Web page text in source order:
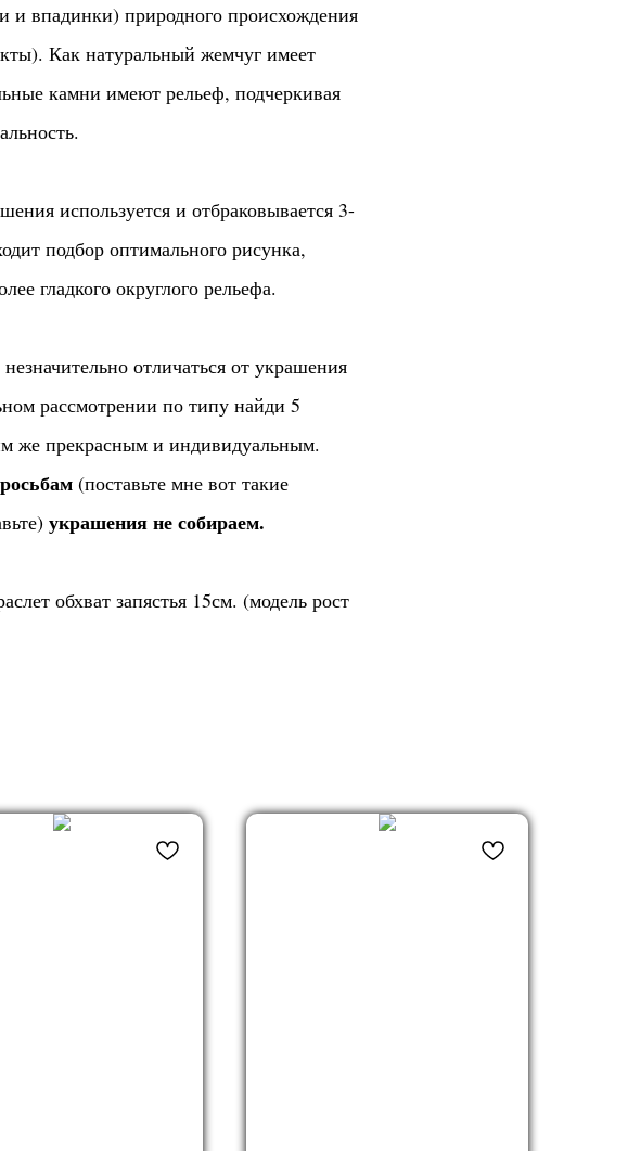
и впадинки) природного происхождения
Как натуральный жемчуг имеет
камни имеют рельеф, подчеркивая
используется и отбраковывается 3-
подбор оптимального рисунка,
гладкого округлого рельефа.
отличаться от украшения
рассмотрении по типу найди 5
же прекрасным и индивидуальным.
(поставьте мне вот такие
украшения не собираем.
обхват запястья 15см. (модель рост